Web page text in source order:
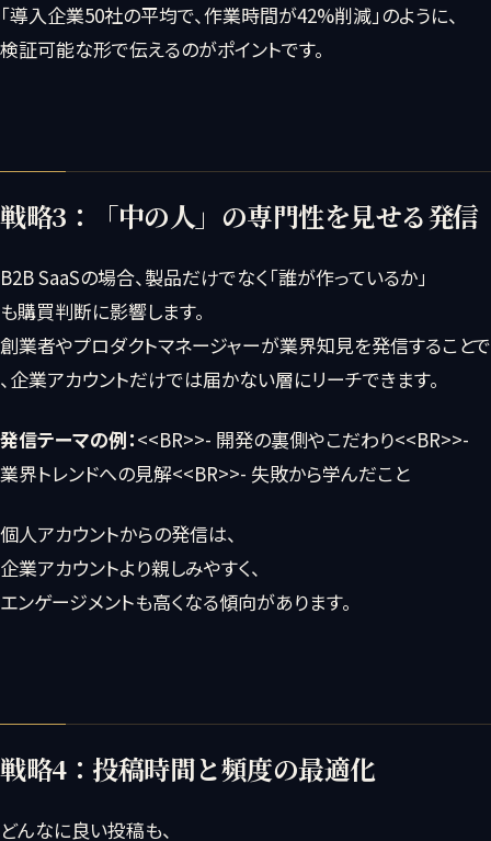
「導入企業50社の平均で、作業時間が42%削減」のように、
検証可能な形で伝えるのがポイントです。
戦略3：「中の人」の専門性を見せる発信
B2B SaaSの場合、製品だけでなく「誰が作っているか」
も購買判断に影響します。
創業者やプロダクトマネージャーが業界知見を発信することで
、企業アカウントだけでは届かない層にリーチできます。
発信テーマの例：<<BR>>- 開発の裏側やこだわり<<BR>>-
業界トレンドへの見解<<BR>>- 失敗から学んだこと
個人アカウントからの発信は、
企業アカウントより親しみやすく、
エンゲージメントも高くなる傾向があります。
戦略4：投稿時間と頻度の最適化
どんなに良い投稿も、